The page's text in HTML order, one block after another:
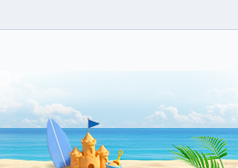
아래 URL에서 도메인 주소를 확인해 보세요